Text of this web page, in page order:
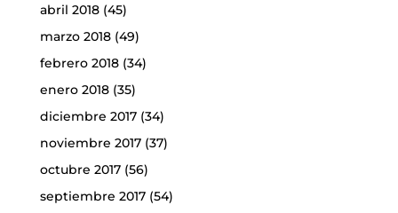
abril 2018(45)
marzo 2018(49)
febrero 2018(34)
enero 2018(35)
diciembre 2017(34)
noviembre 2017(37)
octubre 2017(56)
septiembre 2017(54)